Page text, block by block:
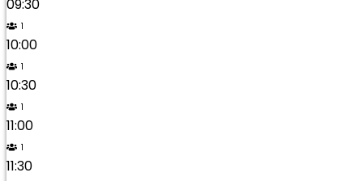
09:30
1
10:00
1
10:30
1
11:00
1
11:30